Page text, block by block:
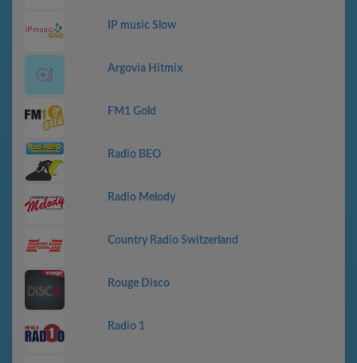
IP music Slow
Argovia Hitmix
FM1 Gold
Radio BEO
Radio Melody
Country Radio Switzerland
Rouge Disco
Radio 1